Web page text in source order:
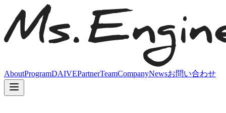
AboutProgramDAIVEPartnerTeamCompanyNewsお問い合わせ